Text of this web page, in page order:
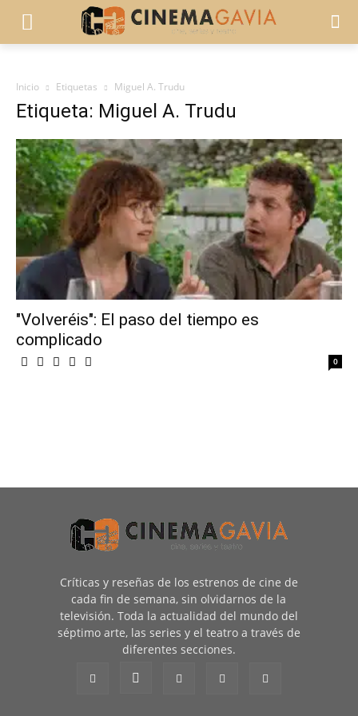
Inicio Etiquetas Miguel A. Trudu
Etiqueta: Miguel A. Trudu
"Volveréis": El paso del tiempo es
complicado
0
Críticas y reseñas de los estrenos de cine de
cada fin de semana, sin olvidarnos de la
televisión. Toda la actualidad del mundo del
séptimo arte, las series y el teatro a través de
diferentes secciones.